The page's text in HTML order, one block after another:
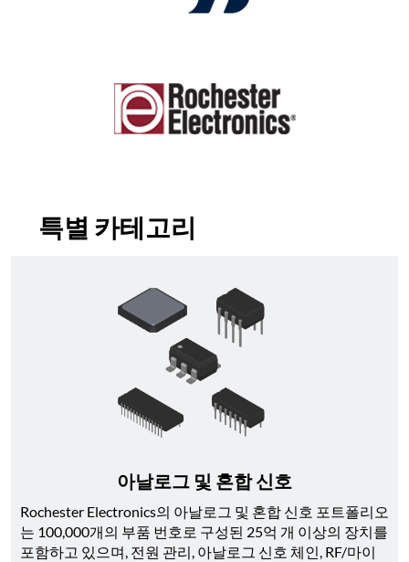
특별 카테고리
아날로그 및 혼합 신호
Rochester Electronics의 아날로그 및 혼합 신호 포트폴리오
는 100,000개의 부품 번호로 구성된 25억 개 이상의 장치를
포함하고 있으며, 전원 관리, 아날로그 신호 체인, RF/마이